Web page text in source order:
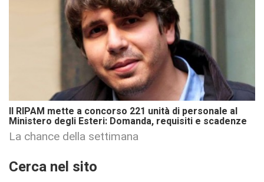
Il RIPAM mette a concorso 221 unità di personale al
Ministero degli Esteri: Domanda, requisiti e scadenze
La chance della settimana
Cerca nel sito